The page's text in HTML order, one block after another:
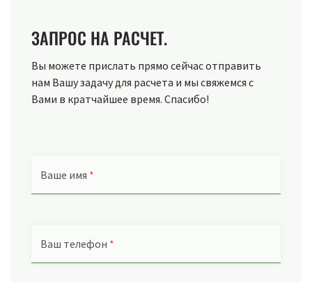
ЗАПРОС НА РАСЧЕТ.
Вы можете прислать прямо сейчас отправить
нам Вашу задачу для расчета и мы свяжемся с
Вами в кратчайшее время. Спасибо!
Ваше имя *
Ваш телефон *